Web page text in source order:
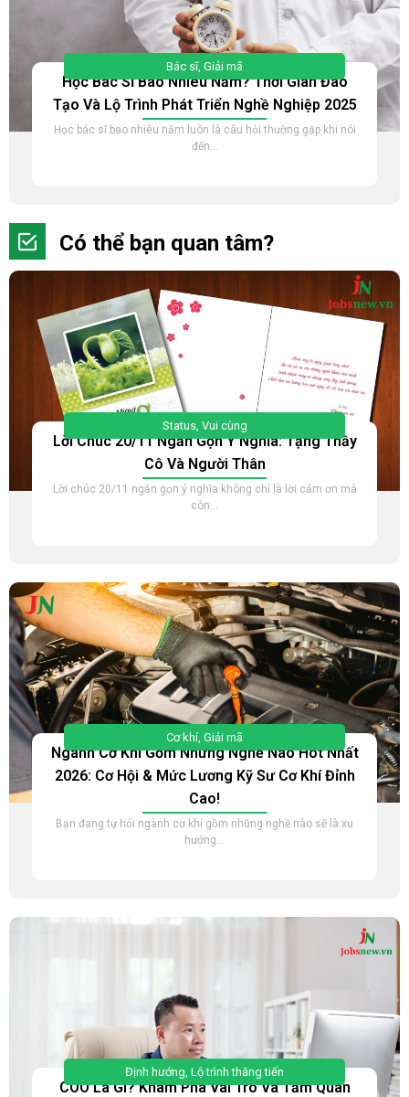
Bác sĩ, Giải mã
Học Bác Sĩ Bao Nhiêu Năm? Thời Gian Đào
Tạo Và Lộ Trình Phát Triển Nghề Nghiệp 2025
Học bác sĩ bao nhiêu năm luôn là câu hỏi thường gặp khi nói
đến...
Có thể bạn quan tâm?
Status, Vui cùng
Lời Chúc 20/11 Ngắn Gọn Ý Nghĩa: Tặng Thầy
Cô Và Người Thân
Lời chúc 20/11 ngắn gọn ý nghĩa không chỉ là lời cảm ơn mà
còn...
Cơ khí Giải mã
Ngành Cơ Khí Gồm Những Nghề Nào Hot Nhất
2026: Cơ Hội & Mức Lương Kỹ Sư Cơ Khí Đỉnh
Cao!
Bạn đang tự hỏi ngành cơ khí gồm những nghề nào sẽ là xu
hướng...
Định hướng Lộ trình thăng tiến
COO Là Gì? Khám Phá Vai Trò Và Tầm Quan